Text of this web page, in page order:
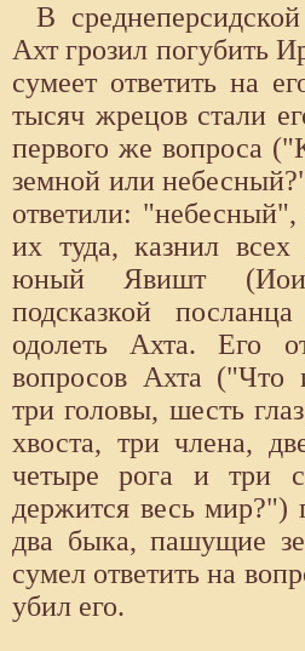
В
Ахт грозил погубить
сумеет ответить на
тысяч жрецов стали
первого же вопроса
земной или
ответили:
их туда, казнил
юный Явишт
подсказкой
одолеть Ахта. Его
вопросов Ахта ("Что
три головы, шесть
хвоста, три члена,
четыре рога и три
держится весь мир?")
два быка, пашущие
сумел ответить на
убил его.